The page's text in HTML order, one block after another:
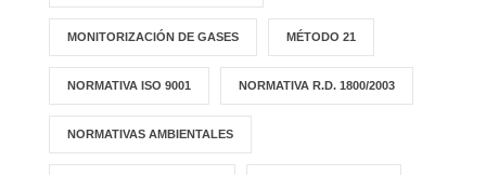
MONITORIZACIÓN DE GASES MÉTODO 21
NORMATIVA ISO 9001 NORMATIVA R.D. 1800/2003
NORMATIVAS AMBIENTALES